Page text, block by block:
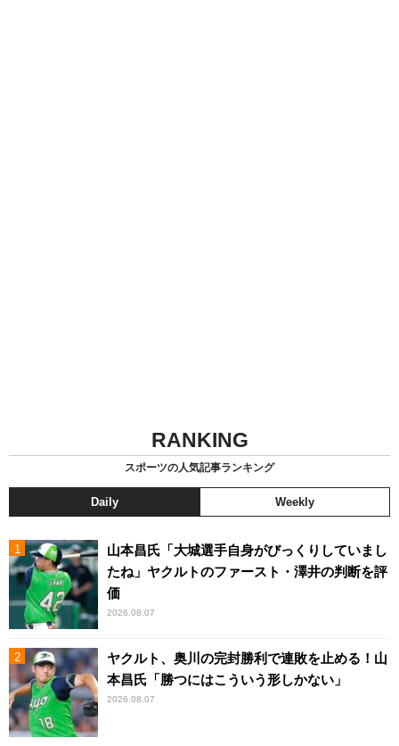
RANKING
スポーツの人気記事ランキング
Daily Weekly
山本昌氏「大城選手自身がびっくりしていまし
たね」ヤクルトのファースト・澤井の判断を評
価
2026.08.07
ヤクルト、奥川の完封勝利で連敗を止める！山
本昌氏「勝つにはこういう形しかない」
2026.08.07